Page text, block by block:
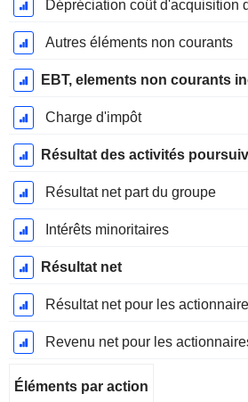
Dépréciation coût d'acquisition
Autres éléments non courants
EBT, elements non courants
Charge d'impôt
Résultat des activités
Résultat net part du groupe
Intérêts minoritaires
Résultat net
Éléments par action